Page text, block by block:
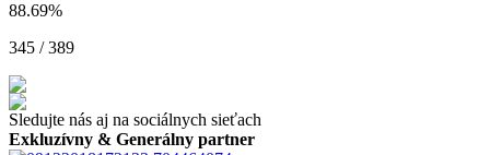
88.69%
345 / 389
Sledujte nás aj na sociálnych sieťach
Exkluzívny & Generálny partner